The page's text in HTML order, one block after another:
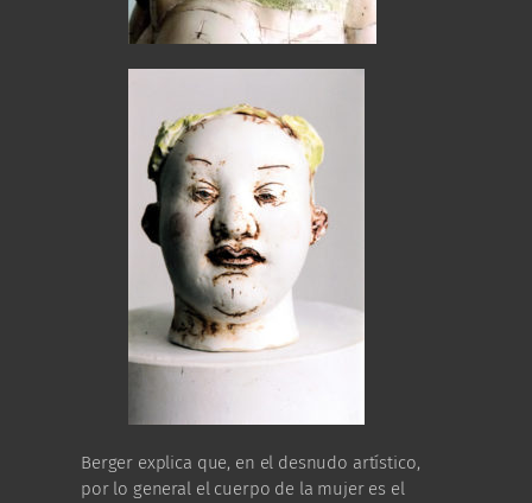
Berger explica que, en el desnudo artístico,
por lo general el cuerpo de la mujer es el